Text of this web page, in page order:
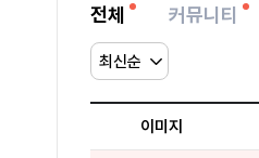
전체 커뮤니티
이미지